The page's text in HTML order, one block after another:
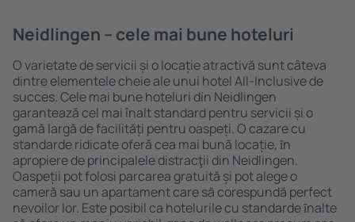
Neidlingen – cele mai bune hoteluri
O varietate de servicii și o locație atractivă sunt câteva
dintre elementele cheie ale unui hotel All-Inclusive de
succes. Cele mai bune hoteluri din Neidlingen
garantează cel mai înalt standard pentru servicii și o
gamă largă de facilități pentru oaspeți. O cazare cu
standarde ridicate oferă cea mai bună locație, ȋn
apropiere de principalele distracţii din Neidlingen.
Oaspeții pot folosi parcarea gratuită și pot alege o
cameră sau un apartament care să corespundă perfect
nevoilor lor. Este posibil ca hotelurile cu standarde ȋnalte